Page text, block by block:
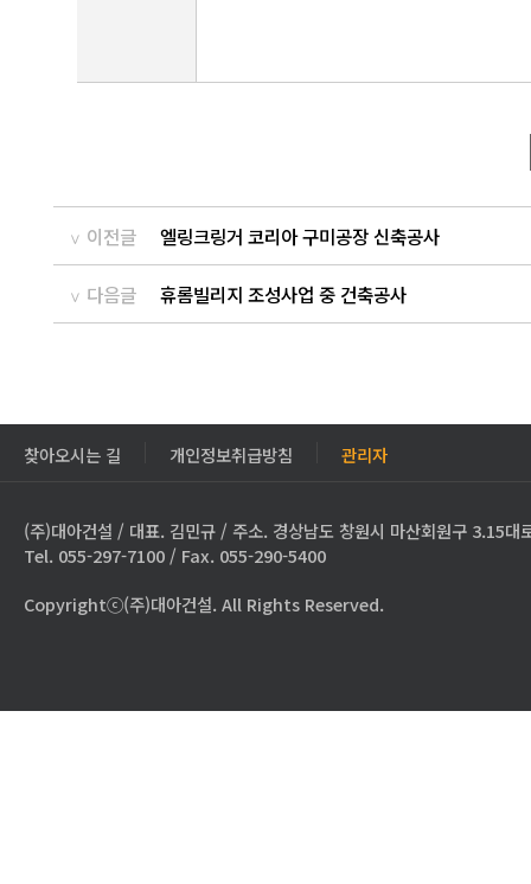
이전글 엘링크링거 코리아 구미공장 신축공사
다음글 휴롬빌리지 조성사업 중 건축공사
찾아오시는 길 개인정보취급방침 관리자
(주)대아건설 / 대표. 김민규 / 주소. 경상남도 창원시 마산회원구 3.15대
Tel. 055-297-7100 / Fax. 055-290-5400
Copyrightⓒ(주)대아건설. All Rights Reserved.